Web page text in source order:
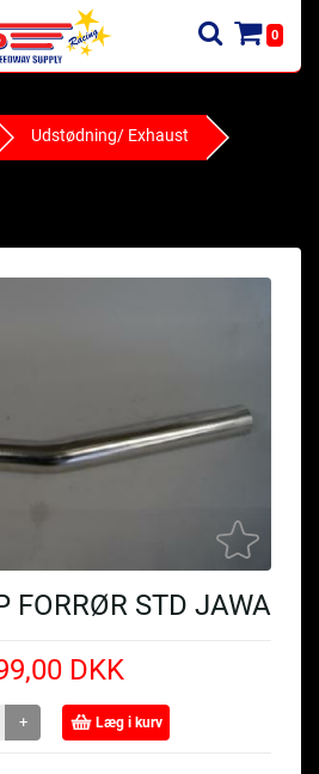
0
Udstødning/ Exhaust
FORRØR STD JAWA
DKK
+ Læg i kurv